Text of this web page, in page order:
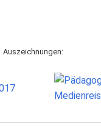
Auszeichnungen: